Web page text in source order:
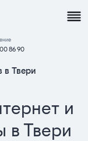
86 90
в Твери
и
в Твери